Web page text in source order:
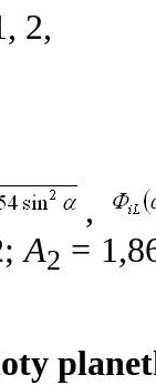
2,
,
A2 =